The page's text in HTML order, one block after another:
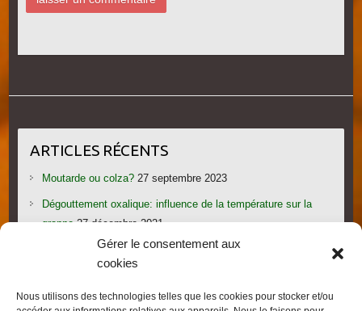
Gérer le consentement aux
cookies
Nous utilisons des technologies telles que les cookies pour stocker et/ou
ARTICLES RÉCENTS
Moutarde ou colza? 27 septembre 2023
Dégouttement oxalique: influence de la température sur la
grappe 27 décembre 2021
Le candi provoque l’essaimage: vraiment?
Les villages provençaux du Pays de Fayence 19 septembre